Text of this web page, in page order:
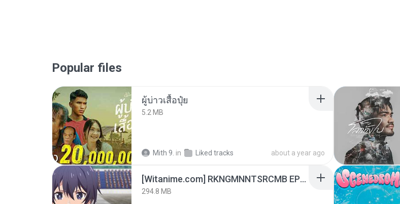
Popular files
ผู้บ่าวเสื้อปุ๋ย
5.2 MB
Mith 9. in Liked tracks about a year ago
[Witanime.com] RKNGMNNTSRCMB EP 06 HD.mp4
294.8 MB